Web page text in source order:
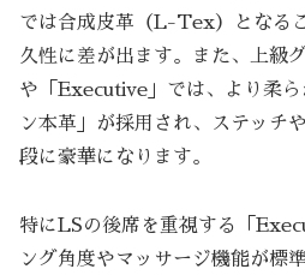
では合成皮革（L-Tex）となる
久性に差が出ます。また、上級
や「Executive」では、より柔ら
ン本革」が採用され、ステッチ
段に豪華になります。
特にLSの後席を重視する「
ング角度やマッサージ機能が標